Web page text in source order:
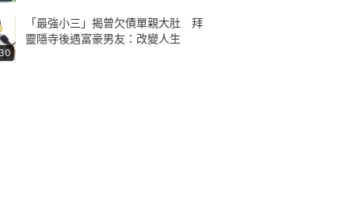
「最強小三」揭曾欠債單親大肚 拜
靈隱寺後遇富豪男友：改變人生